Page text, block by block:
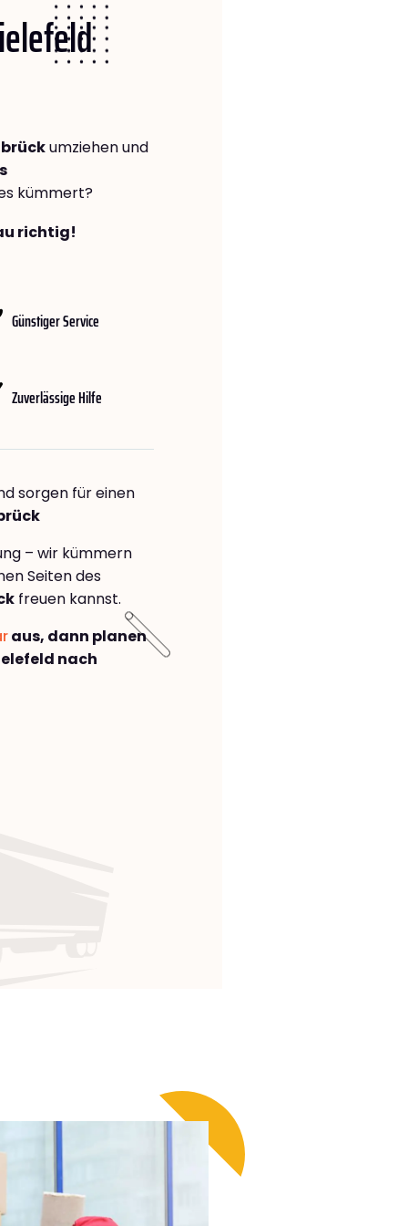
umziehen und
kümmert?
richtig!
Günstiger Service
Zuverlässige Hilfe
sorgen für einen
– wir kümmern
Seiten des
freuen kannst.
aus, dann planen
nach